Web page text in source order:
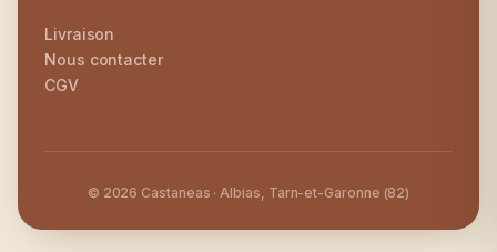
Livraison
Nous contacter
CGV
© 2026 Castaneas · Albias, Tarn-et-Garonne (82)